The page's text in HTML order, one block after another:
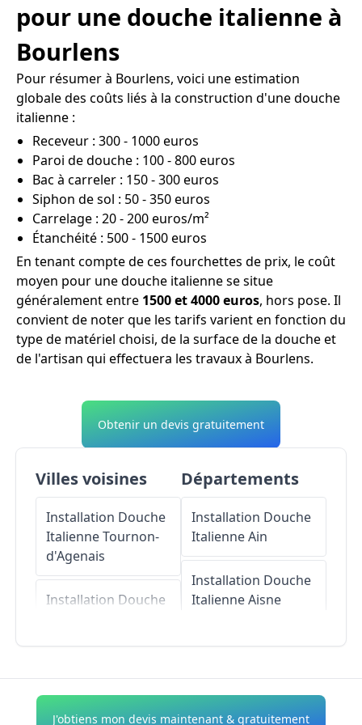
pour une douche italienne à
Bourlens
Pour résumer à Bourlens, voici une estimation
globale des coûts liés à la construction d'une douche
italienne :
Receveur : 300 - 1000 euros
Paroi de douche : 100 - 800 euros
Bac à carreler : 150 - 300 euros
Siphon de sol : 50 - 350 euros
Carrelage : 20 - 200 euros/m²
Étanchéité : 500 - 1500 euros
En tenant compte de ces fourchettes de prix, le coût
moyen pour une douche italienne se situe
généralement entre 1500 et 4000 euros, hors pose. Il
convient de noter que les tarifs varient en fonction du
type de matériel choisi, de la surface de la douche et
de l'artisan qui effectuera les travaux à Bourlens.
Obtenir un devis gratuitement
Villes voisines
Installation Douche
ItalienneTournon-
d'Agenais
Installation Douche
Installation Douche
Georges
Départements
Installation Douche
ItalienneAin
Installation Douche
ItalienneAisne
Installation Douche
J'obtiens mon devis maintenant & gratuitement